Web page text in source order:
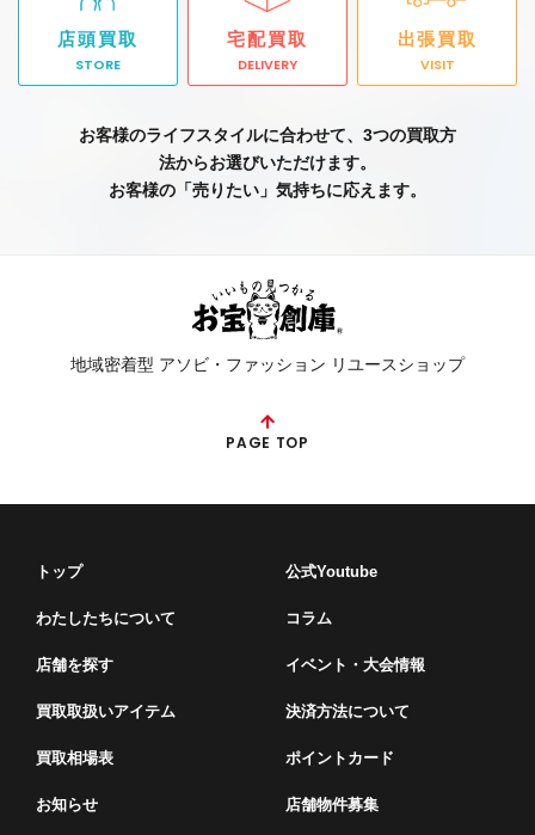
店頭買取
STORE
宅配買取
DELIVERY
出張買取
VISIT
お客様のライフスタイルに合わせて、3つの買取方
法からお選びいただけます。
お客様の「売りたい」気持ちに応えます。
地域密着型 アソビ・ファッション リユースショップ
PAGE TOP
トップ
わたしたちについて
店舗を探す
買取取扱いアイテム
買取相場表
お知らせ
公式Youtube
コラム
イベント・⼤会情報
決済方法について
ポイントカード
店舗物件募集